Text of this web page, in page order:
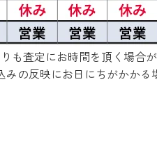
も査定にお時間を頂く場合
の反映にお日にちがかかる